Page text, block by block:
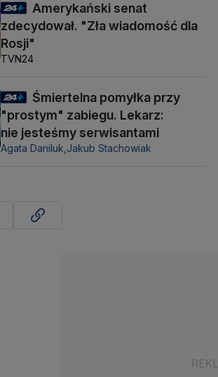
Amerykański senat
zdecydował. "Zła wiadomość dla
Rosji"
TVN24
Śmiertelna pomyłka przy
"prostym" zabiegu. Lekarz:
nie jesteśmy serwisantami
Agata Daniluk, Jakub Stachowiak